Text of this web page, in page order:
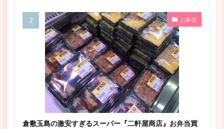
お弁当
倉敷玉島の激安すぎるスーパー『二軒屋商店』お弁当買